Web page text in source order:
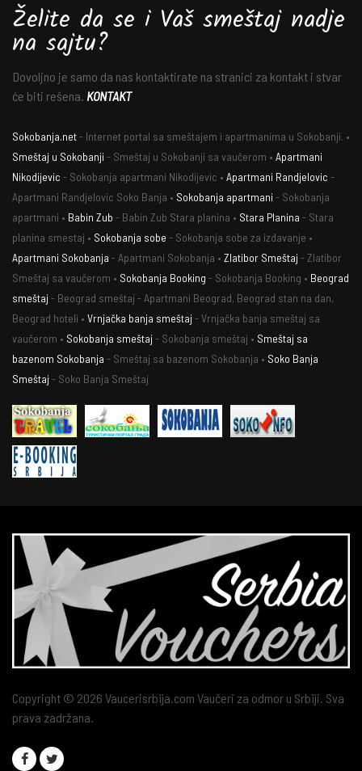
Želite da se i Vaš smeštaj nadje
na sajtu?
Dovoljno je samo da nas kontaktirate na stranici za kontakt i stvar
će biti rešena. KONTAKT
Sokobanja.net- Internet portal sa smeštajem i apartmanima u Sokobanji. •
Smeštaj u Sokobanji - Smeštaj u Sokobanji sa vaučerom • Apartmani
Nikodijevic - Sokobanja apartmani Nikodijevic • Apartmani Randjelovic -
Apartmani Randjelovic Soko Banja • Sokobanja apartmani - Sokobanja
apartmani • Babin Zub - Babin Zub Stara planina • Stara Planina - Stara
planina smestaj • Sokobanja sobe - Sokobanja sobe za izdavanje •
Apartmani Sokobanja - Apartmani Sokobanja • Zlatibor Smeštaj - Zlatibor
Smeštaj sa vaučerom • Sokobanja Booking - Sokobanja Booking • Beograd
smeštaj - Beograd smeštaj - Apartmani Beograd, Beograd stan na dan,
Beograd hoteli • Vrnjačka banja smeštaj - Vrnjačka banja smeštaj sa
vaučerom • Sokobanja smeštaj - Sokobanja smeštaj • Smeštaj sa
bazenom Sokobanja - Smeštaj sa bazenom Sokobanja • Soko Banja
Smeštaj - Soko Banja Smeštaj
Copyright © 2026 Vaucerisrbija.com Vaučeri za odmor u Srbiji. Sva
prava zadržana.